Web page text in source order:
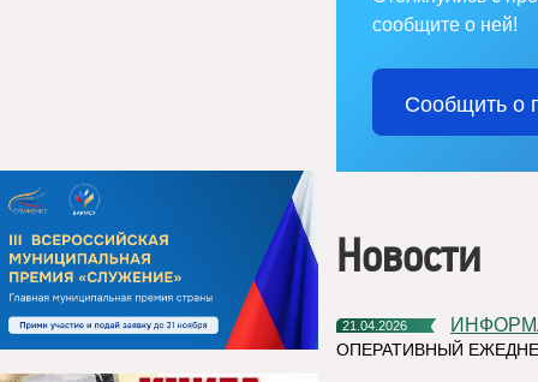
сообщите о ней!
Сообщить о
Новости
21.04.2026
ОПЕРАТИВНЫЙ